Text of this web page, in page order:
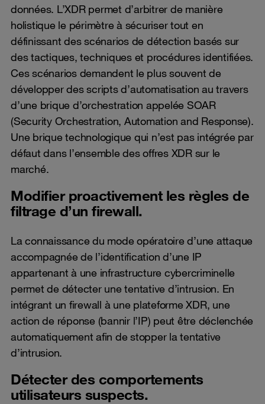
données. L’XDR permet d’arbitrer de manière
holistique le périmètre à sécuriser tout en
définissant des scénarios de détection basés sur
des tactiques, techniques et procédures identifiées.
Ces scénarios demandent le plus souvent de
développer des scripts d’automatisation au travers
d’une brique d’orchestration appelée SOAR
(Security Orchestration, Automation and Response).
Une brique technologique qui n’est pas intégrée par
défaut dans l’ensemble des offres XDR sur le
marché.
Modifier proactivement les règles de
filtrage d’un firewall.
La connaissance du mode opératoire d’une attaque
accompagnée de l’identification d’une IP
appartenant à une infrastructure cybercriminelle
permet de détecter une tentative d’intrusion. En
intégrant un firewall à une plateforme XDR, une
action de réponse (bannir l’IP) peut être déclenchée
automatiquement afin de stopper la tentative
d’intrusion.
Détecter des comportements
utilisateurs suspects.